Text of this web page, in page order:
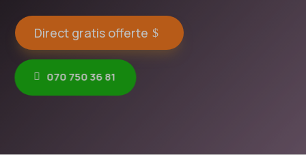
Direct gratis offerte
070 750 36 81